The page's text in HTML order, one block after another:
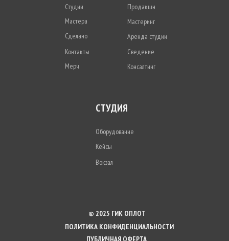
СТУДИЯ
Студии
Мастера
Сделано
Контакты
Мерч
Продакшн
Мастеринг
Аренда студии
Оборудование
Кейсы
ПОЛИТИКА КОНФИДЕНЦИАЛЬНОСТИ
ПУБЛИЧНАЯ ОФЕРТА
© 2025 ГИК ОПЛОТ
Вокзал
Сведение
Консалтинг